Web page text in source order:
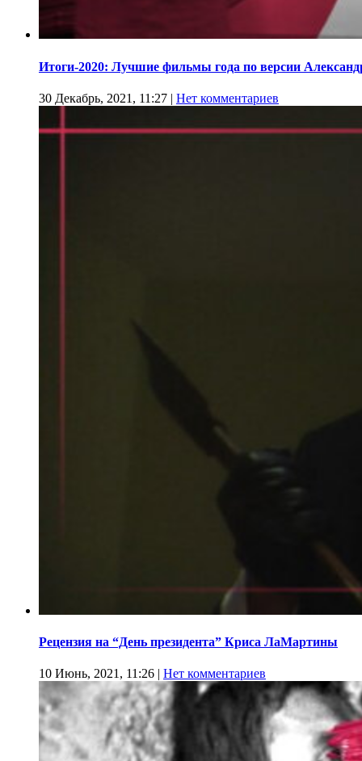
Итоги-2020: Лучшие фильмы года по версии
30 Декабрь, 2021, 11:27 | Нет комментариев
Рецензия на “День президента” Криса ЛаМартины
10 Июнь, 2021, 11:26 | Нет комментариев